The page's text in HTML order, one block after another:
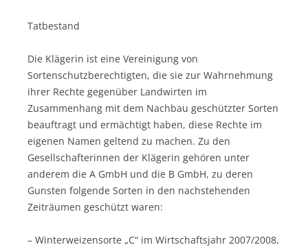
Tatbestand
Die Klägerin ist eine Vereinigung von
Sortenschutzberechtigten, die sie zur Wahrnehmung
ihrer Rechte gegenüber Landwirten im
Zusammenhang mit dem Nachbau geschützter Sorten
beauftragt und ermächtigt haben, diese Rechte im
eigenen Namen geltend zu machen. Zu den
Gesellschafterinnen der Klägerin gehören unter
anderem die A GmbH und die B GmbH, zu deren
Gunsten folgende Sorten in den nachstehenden
Zeiträumen geschützt waren:
– Winterweizensorte „C“ im Wirtschaftsjahr 2007/2008,